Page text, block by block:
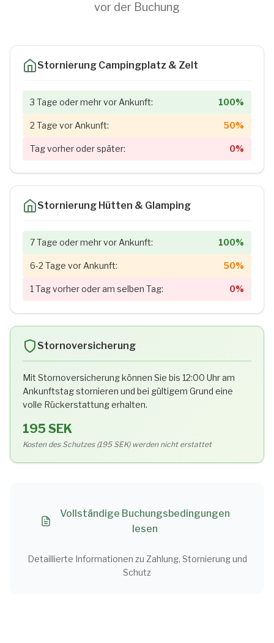
vor der Buchung
Stornierung Campingplatz & Zelt
3 Tage oder mehr vor Ankunft: 100%
2 Tage vor Ankunft: 50%
Tag vorher oder später: 0%
Stornierung Hütten & Glamping
7 Tage oder mehr vor Ankunft: 100%
6-2 Tage vor Ankunft: 50%
1 Tag vorher oder am selben Tag: 0%
Stornoversicherung
Mit Stornoversicherung können Sie bis 12:00 Uhr am
Ankunftstag stornieren und bei gültigem Grund eine
volle Rückerstattung erhalten.
195 SEK
Kosten des Schutzes (195 SEK) werden nicht erstattet
Vollständige Buchungsbedingungen
lesen
Detaillierte Informationen zu Zahlung, Stornierung und
Schutz